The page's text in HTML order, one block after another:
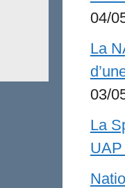
04/
La
03/
La